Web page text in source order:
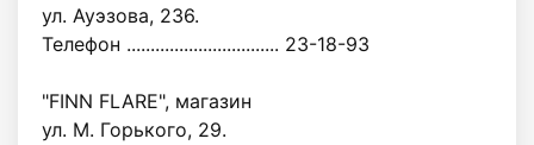
ул. Ауэзова, 236.
Телефон ................................ 23-18-93
"FINN FLARE", магазин
ул. М. Горького, 29.